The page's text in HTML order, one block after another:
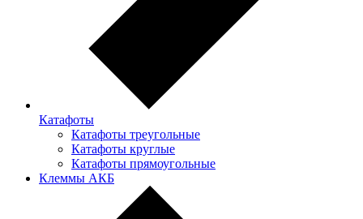
Катафоты
Катафоты треугольные
Катафоты круглые
Катафоты прямоугольные
Клеммы АКБ